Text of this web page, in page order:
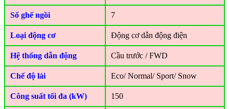
Số ghế ngồi 7
Loại động cơ Động cơ dẫn động điện
Hệ thống dẫn động Cầu trước / FWD
Chế độ lái Eco/ Normal/ Sport/ Snow
Công suất tối đa (kW) 150